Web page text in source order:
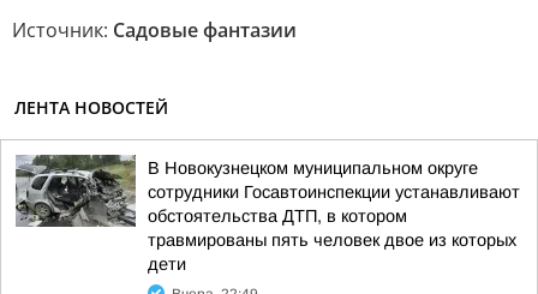
Источник: Садовые фантазии
ЛЕНТА НОВОСТЕЙ
В Новокузнецком муниципальном округе
сотрудники Госавтоинспекции устанавливают
обстоятельства ДТП, в котором
травмированы пять человек двое из которых
дети